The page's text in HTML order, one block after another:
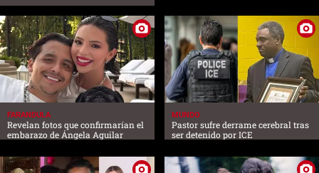
FARANDULA
Revelan fotos que confirmarían el
embarazo de Ángela Aguilar
MUNDO
Pastor sufre derrame cerebral tras
ser detenido por ICE